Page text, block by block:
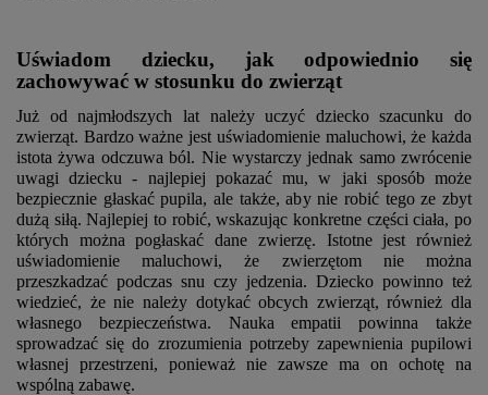
Uświadom dziecku, jak odpowiednio się
zachowywać w stosunku do zwierząt
Już od najmłodszych lat należy uczyć dziecko szacunku do
zwierząt. Bardzo ważne jest uświadomienie maluchowi, że każda
istota żywa odczuwa ból. Nie wystarczy jednak samo zwrócenie
uwagi dziecku - najlepiej pokazać mu, w jaki sposób może
bezpiecznie głaskać pupila, ale także, aby nie robić tego ze zbyt
dużą siłą. Najlepiej to robić, wskazując konkretne części ciała, po
których można pogłaskać dane zwierzę. Istotne jest również
uświadomienie maluchowi, że zwierzętom nie można
przeszkadzać podczas snu czy jedzenia. Dziecko powinno też
wiedzieć, że nie należy dotykać obcych zwierząt, również dla
własnego bezpieczeństwa. Nauka empatii powinna także
sprowadzać się do zrozumienia potrzeby zapewnienia pupilowi
własnej przestrzeni, ponieważ nie zawsze ma on ochotę na
wspólną zabawę.